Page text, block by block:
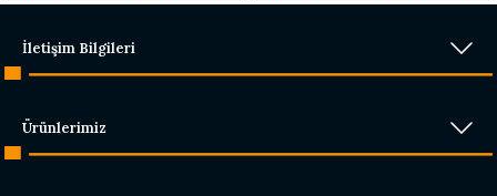
İletişim Bilgileri
Ürünlerimiz